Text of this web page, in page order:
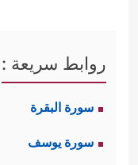
روابط سريعة :
سورة البقرة
سورة يوسف